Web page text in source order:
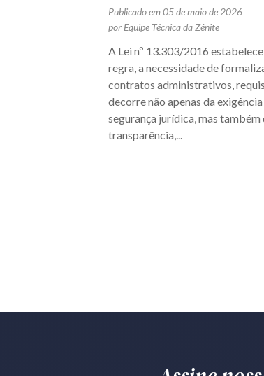
Publicado em 05 de maio de 2026
por Equipe Técnica da Zênite
A Lei nº 13.303/2016
regra, a necessidade de
contratos administrativos,
decorre não apenas da
segurança jurídica, mas também
transparência,...